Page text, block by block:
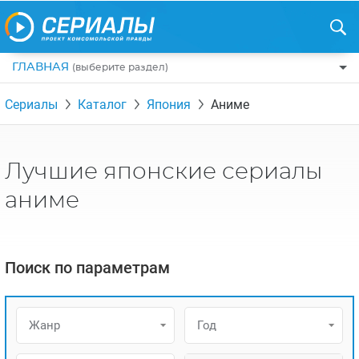
ГЛАВНАЯ (выберите раздел)
ПО ЖАНРАМ
КОМЕДИИ
УЖАСЫ
ФЭНТЕЗИ
ДЕТЕКТИВЫ
КРИМИНАЛ
ТУРЦИЯ
КАНАДА
РЕЦЕНЗИИ
АЗИАТСКИЕ СЕРИАЛЫ
ИНТЕРВЬЮ
Сериалы Каталог Япония Аниме
Лучшие японские сериалы
аниме
Поиск по параметрам
Жанр Год